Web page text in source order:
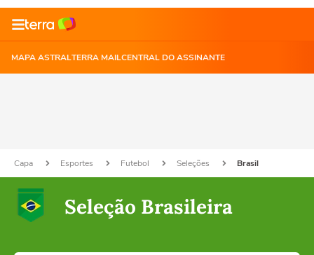
MAPA ASTRALTERRA MAILCENTRAL DO ASSINANTE
Capa Esportes Futebol Seleções Brasil
Seleção Brasileira